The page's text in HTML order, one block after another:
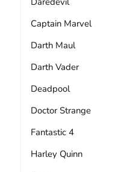
Captain Marvel
Darth Maul
Darth Vader
Deadpool
Doctor Strange
Fantastic 4
Harley Quinn